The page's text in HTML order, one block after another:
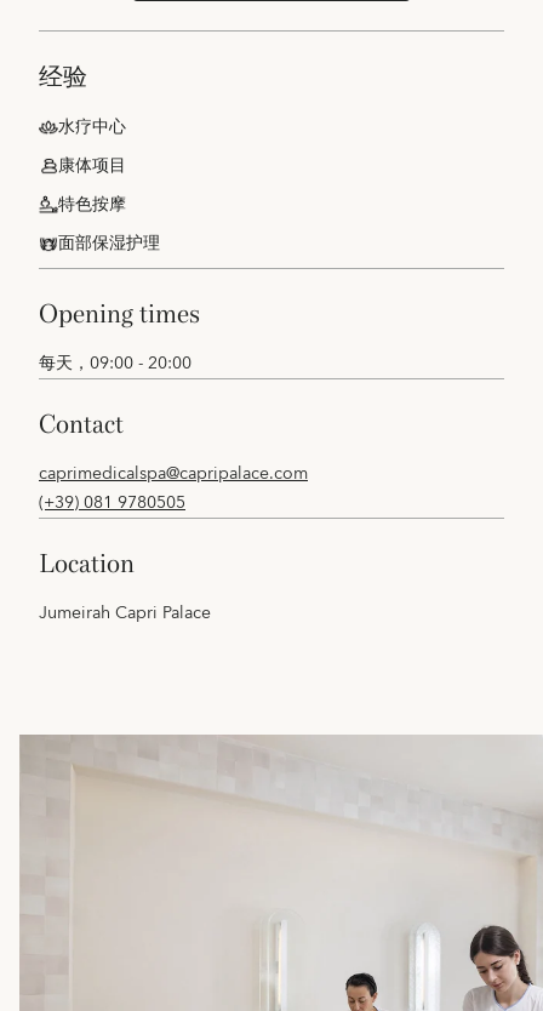
经验
水疗中心
康体项目
特色按摩
面部保湿护理
opening times
每天，09:00 - 20:00
contact
caprimedicalspa@capripalace.com
(+39) 081 9780505
location
Jumeirah Capri Palace